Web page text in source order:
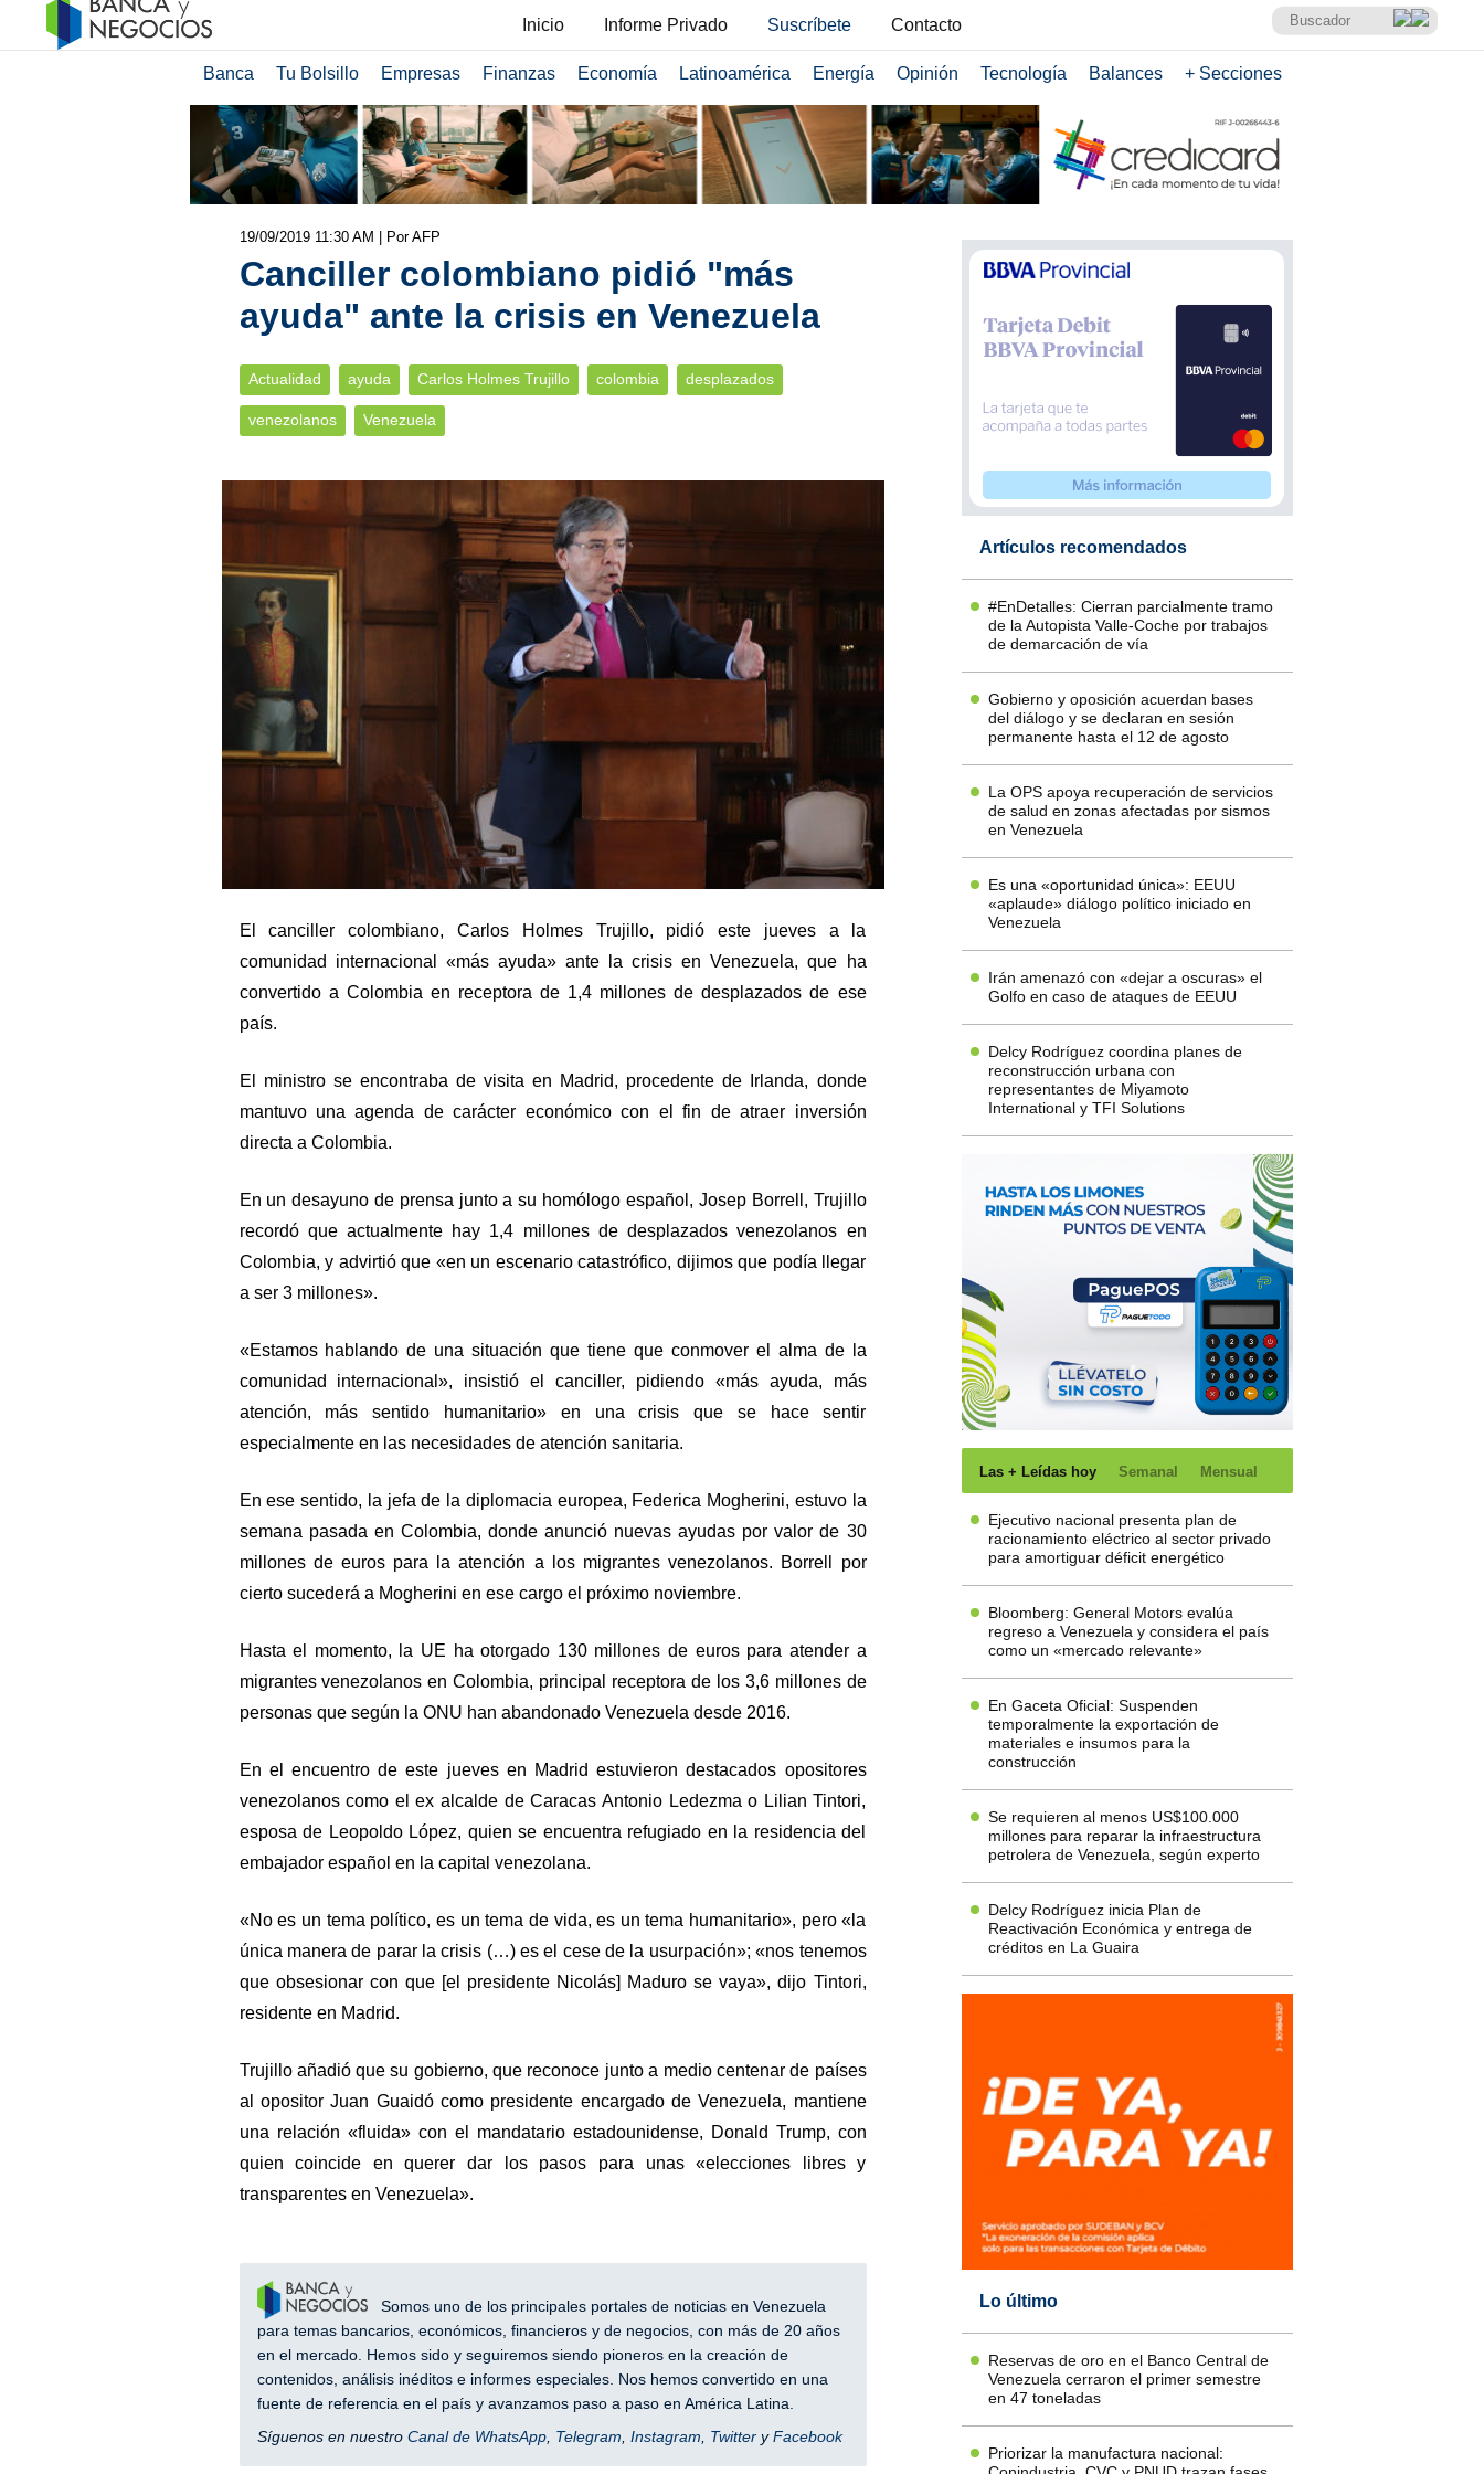
Inicio Informe Privado Suscríbete Contacto
Banca Tu Bolsillo Empresas Finanzas Economía Latinoamérica Energía Opinión Tecnología Balances + Secciones
19/09/2019 11:30 AM | Por AFP
Canciller colombiano pidió "más
ayuda" ante la crisis en Venezuela
Actualidad ayuda Carlos Holmes Trujillo colombia desplazados
venezolanos Venezuela
El canciller colombiano, Carlos Holmes Trujillo, pidió este jueves a la
comunidad internacional «más ayuda» ante la crisis en Venezuela, que ha
convertido a Colombia en receptora de 1,4 millones de desplazados de ese
país.
El ministro se encontraba de visita en Madrid, procedente de Irlanda, donde
mantuvo una agenda de carácter económico con el fin de atraer inversión
directa a Colombia.
En un desayuno de prensa junto a su homólogo español, Josep Borrell, Trujillo
recordó que actualmente hay 1,4 millones de desplazados venezolanos en
Colombia, y advirtió que «en un escenario catastrófico, dijimos que podía llegar
a ser 3 millones».
«Estamos hablando de una situación que tiene que conmover el alma de la
comunidad internacional», insistió el canciller, pidiendo «más ayuda, más
atención, más sentido humanitario» en una crisis que se hace sentir
especialmente en las necesidades de atención sanitaria.
En ese sentido, la jefa de la diplomacia europea, Federica Mogherini, estuvo la
semana pasada en Colombia, donde anunció nuevas ayudas por valor de 30
millones de euros para la atención a los migrantes venezolanos. Borrell por
cierto sucederá a Mogherini en ese cargo el próximo noviembre.
Hasta el momento, la UE ha otorgado 130 millones de euros para atender a
migrantes venezolanos en Colombia, principal receptora de los 3,6 millones de
personas que según la ONU han abandonado Venezuela desde 2016.
En el encuentro de este jueves en Madrid estuvieron destacados opositores
venezolanos como el ex alcalde de Caracas Antonio Ledezma o Lilian Tintori,
esposa de Leopoldo López, quien se encuentra refugiado en la residencia del
embajador español en la capital venezolana.
«No es un tema político, es un tema de vida, es un tema humanitario», pero «la
única manera de parar la crisis (…) es el cese de la usurpación»; «nos tenemos
que obsesionar con que [el presidente Nicolás] Maduro se vaya», dijo Tintori,
residente en Madrid.
Trujillo añadió que su gobierno, que reconoce junto a medio centenar de países
al opositor Juan Guaidó como presidente encargado de Venezuela, mantiene
una relación «fluida» con el mandatario estadounidense, Donald Trump, con
quien coincide en querer dar los pasos para unas «elecciones libres y
transparentes en Venezuela».
Somos uno de los principales portales de noticias en Venezuela
para temas bancarios, económicos, financieros y de negocios, con más de 20 años
en el mercado. Hemos sido y seguiremos siendo pioneros en la creación de
contenidos, análisis inéditos e informes especiales. Nos hemos convertido en una
fuente de referencia en el país y avanzamos paso a paso en América Latina.
Síguenos en nuestro Canal de WhatsApp, Telegram Instagram TwitteryFacebook
Artículos recomendados
#EnDetalles: Cierran parcialmente tramo
de la Autopista Valle-Coche por trabajos
de demarcación de vía
Gobierno y oposición acuerdan bases
del diálogo y se declaran en sesión
permanente hasta el 12 de agosto
La OPS apoya recuperación de servicios
de salud en zonas afectadas por sismos
en Venezuela
Es una «oportunidad única»: EEUU
«aplaude» diálogo político iniciado en
Venezuela
Irán amenazó con «dejar a oscuras» el
Golfo en caso de ataques de EEUU
Delcy Rodríguez coordina planes de
reconstrucción urbana con
representantes de Miyamoto
International y TFI Solutions
Las + Leídas hoy Semanal Mensual
Ejecutivo nacional presenta plan de
racionamiento eléctrico al sector privado
para amortiguar déficit energético
Bloomberg: General Motors evalúa
regreso a Venezuela y considera el país
como un «mercado relevante»
En Gaceta Oficial: Suspenden
temporalmente la exportación de
materiales e insumos para la
construcción
Se requieren al menos US$100.000
millones para reparar la infraestructura
petrolera de Venezuela, según experto
Delcy Rodríguez inicia Plan de
Reactivación Económica y entrega de
créditos en La Guaira
Lo último
Reservas de oro en el Banco Central de
Venezuela cerraron el primer semestre
en 47 toneladas
Priorizar la manufactura nacional: